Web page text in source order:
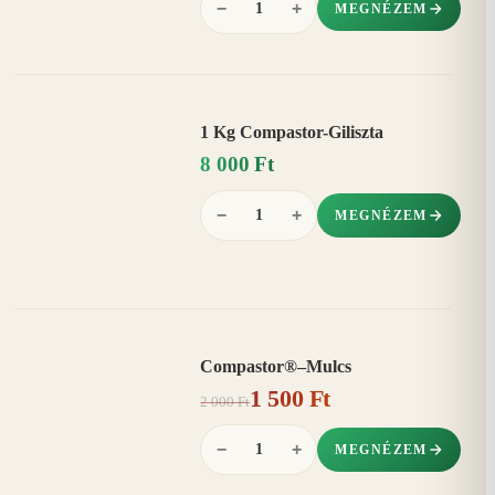
− + MEGNÉZEM
1 Kg Compastor-Giliszta
8 000 Ft
− + MEGNÉZEM
Compastor®–Mulcs
2 000 Ft1 500 Ft
− + MEGNÉZEM